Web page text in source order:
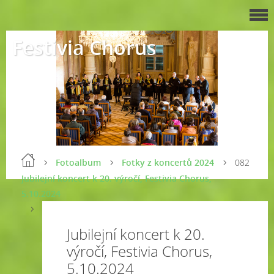
Festivia Chorus
Fotoalbum
Fotky z koncertů 2024
Jubilejní koncert k 20. výročí, Festivia Chorus,
5.10.2024
082
Jubilejní koncert k 20.
výročí, Festivia Chorus,
5.10.2024